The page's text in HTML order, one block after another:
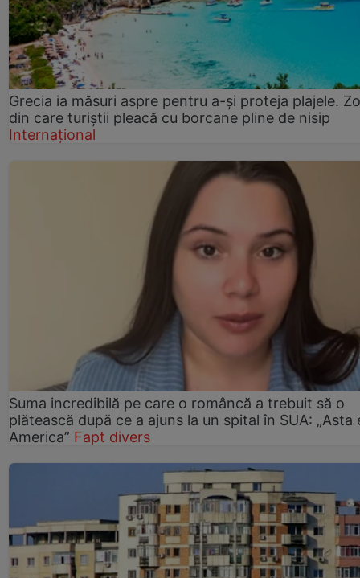
Grecia ia măsuri aspre pentru a-și proteja plajele.
din care turiștii pleacă cu borcane pline de nisip
Internațional
Suma incredibilă pe care o româncă a trebuit să o
plătească după ce a ajuns la un spital în SUA: „Asta
America” Fapt divers